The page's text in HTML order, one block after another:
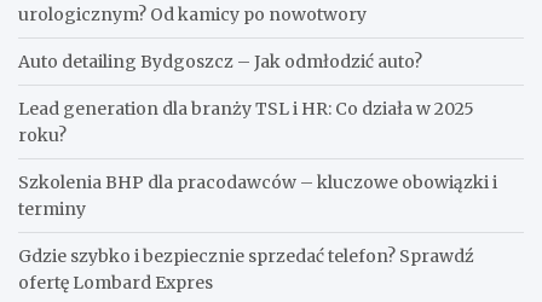
urologicznym? Od kamicy po nowotwory
Auto detailing Bydgoszcz – Jak odmłodzić auto?
Lead generation dla branży TSL i HR: Co działa w 2025
roku?
Szkolenia BHP dla pracodawców – kluczowe obowiązki i
terminy
Gdzie szybko i bezpiecznie sprzedać telefon? Sprawdź
ofertę Lombard Expres